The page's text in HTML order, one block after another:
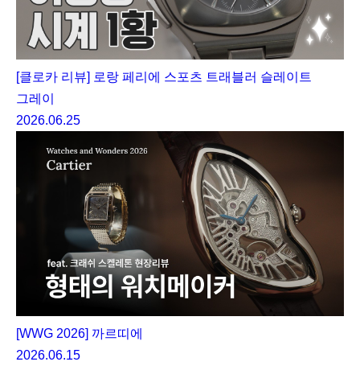
[클로카 리뷰] 로랑 페리에 스포츠 트래블러 슬레이트
그레이
2026.06.25
[WWG 2026] 까르띠에
2026.06.15